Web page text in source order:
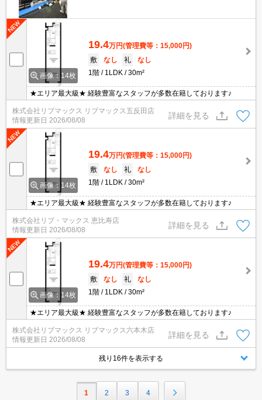
画像：14枚
19.4万円(管理費等：15,000円)
敷
なし 礼
なし
1階
1LDK 30m²
★エリア最大級★ 経験豊富なスタッフが多数在籍しております♪
株式会社リブマックス リブマックス五反田店
情報更新日 2026/08/08
詳細を見る
画像：14枚
19.4万円(管理費等：15,000円)
敷
なし 礼
なし
1階
1LDK 30m²
★エリア最大級★ 経験豊富なスタッフが多数在籍しております♪
株式会社リブ・マックス 恵比寿店
情報更新日 2026/08/08
詳細を見る
画像：14枚
19.4万円(管理費等：15,000円)
敷
なし 礼
なし
1階
1LDK 30m²
★エリア最大級★ 経験豊富なスタッフが多数在籍しております♪
株式会社リブマックス リブマックス六本木店
情報更新日 2026/08/08
詳細を見る
残り16件を表示する
1 2 3 4